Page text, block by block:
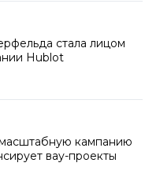
стала лицом
Hublot
масштабную кампанию
вау-проекты